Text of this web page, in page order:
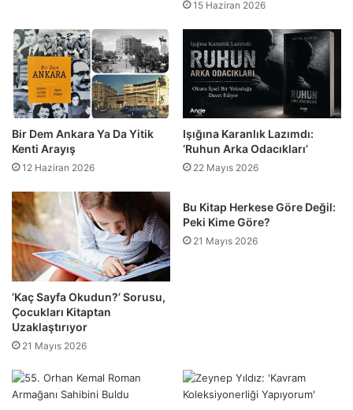
15 Haziran 2026
Bir Dem Ankara Ya Da Yitik
Kenti Arayış
12 Haziran 2026
Işığına Karanlık Lazımdı:
‘Ruhun Arka Odacıkları’
22 Mayıs 2026
‘Kaç Sayfa Okudun?’ Sorusu,
Çocukları Kitaptan
Uzaklaştırıyor
21 Mayıs 2026
Bu Kitap Herkese Göre Değil:
Peki Kime Göre?
21 Mayıs 2026